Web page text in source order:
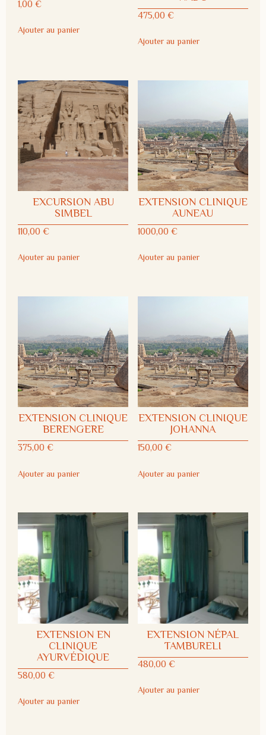
1,00 €
Ajouter au panier
475,00 €
Ajouter au panier
EXCURSION ABU
SIMBEL
110,00 €
Ajouter au panier
EXTENSION CLINIQUE
AUNEAU
1000,00 €
Ajouter au panier
EXTENSION CLINIQUE
BERENGERE
375,00 €
Ajouter au panier
EXTENSION CLINIQUE
JOHANNA
150,00 €
Ajouter au panier
EXTENSION EN
CLINIQUE
AYURVÉDIQUE
580,00 €
Ajouter au panier
EXTENSION NÉPAL
TAMBURELI
480,00 €
Ajouter au panier